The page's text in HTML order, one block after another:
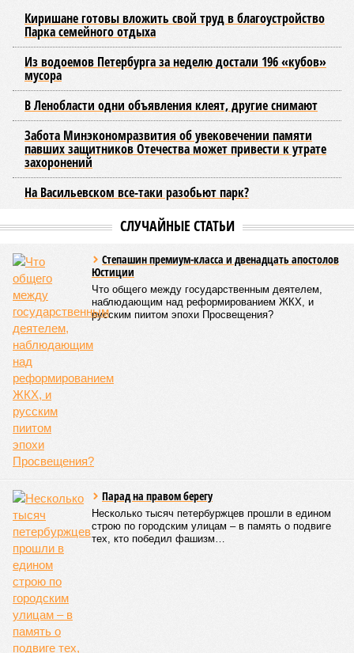
Киришане готовы вложить свой труд в благоустройство
Парка семейного отдыха
Из водоемов Петербурга за неделю достали 196 «кубов»
мусора
В Ленобласти одни объявления клеят, другие снимают
Забота Минэкономразвития об увековечении памяти
павших защитников Отечества может привести к утрате
захоронений
На Васильевском все-таки разобьют парк?
СЛУЧАЙНЫЕ СТАТЬИ
Степашин премиум-класса и двенадцать апостолов
Юстиции
Что общего между государственным деятелем,
наблюдающим над реформированием ЖКХ, и
русским пиитом эпохи Просвещения?
Парад на правом берегу
Несколько тысяч петербуржцев прошли в едином
строю по городским улицам – в память о подвиге
тех, кто победил фашизм…